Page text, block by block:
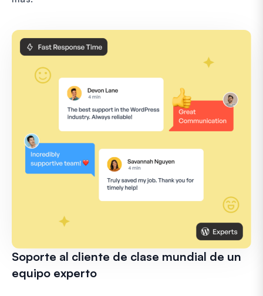
Soporte al cliente de clase mundial de un
equipo experto